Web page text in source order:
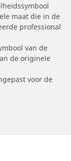
maat die in de
professional
van de
de originele
voor de